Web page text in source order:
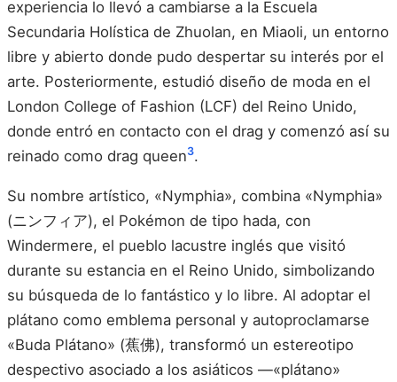
experiencia lo llevó a cambiarse a la Escuela
Secundaria Holística de Zhuolan, en Miaoli, un entorno
libre y abierto donde pudo despertar su interés por el
arte. Posteriormente, estudió diseño de moda en el
London College of Fashion (LCF) del Reino Unido,
donde entró en contacto con el drag y comenzó así su
reinado como drag queen3.
Su nombre artístico, «Nymphia», combina «Nymphia»
(ニンフィア), el Pokémon de tipo hada, con
Windermere, el pueblo lacustre inglés que visitó
durante su estancia en el Reino Unido, simbolizando
su búsqueda de lo fantástico y lo libre. Al adoptar el
plátano como emblema personal y autoproclamarse
«Buda Plátano» (蕉佛), transformó un estereotipo
despectivo asociado a los asiáticos —«plátano»